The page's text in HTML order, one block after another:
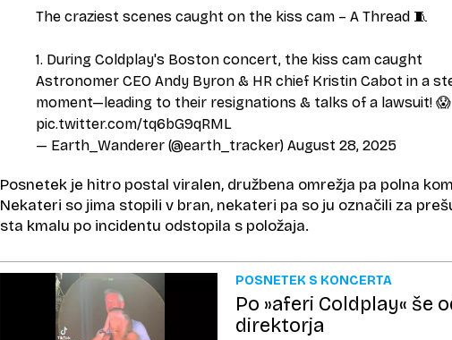
The craziest scenes caught on the kiss cam – A Thread 🧵
1. During Coldplay's Boston concert, the kiss cam caught
Astronomer CEO Andy Byron & HR chief Kristin Cabot in a
moment—leading to their resignations & talks of a lawsuit! 😱
pic.twitter.com/tq6bG9qRML
— Earth_Wanderer (@earth_tracker) August 28, 2025
Posnetek je hitro postal viralen, družbena omrežja pa polna
Nekateri so jima stopili v bran, nekateri pa so ju označili za
sta kmalu po incidentu odstopila s položaja.
POSNETEK S KONCERTA
Po »aferi Coldplay« še
direktorja